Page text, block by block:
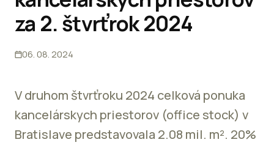
Kontakt
za 2. štvrťrok 2024
06. 08. 2024
V druhom štvrťroku 2024 celková ponuka
kancelárskych priestorov (office stock) v
Bratislave predstavovala 2.08 mil. m². 20%